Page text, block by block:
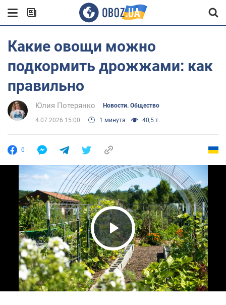
Какие овощи можно
подкормить дрожжами: как
правильно
Юлия Потерянко Новости. Общество
4.07.2026 15:00 1 минута 40,5 т.
0
Play Video